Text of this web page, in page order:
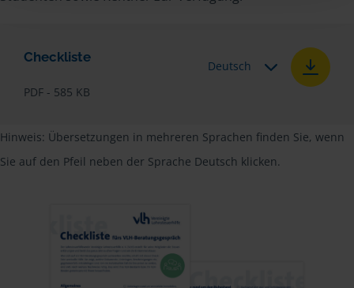
Checkliste
PDF - 585 KB
Deutsch
Hinweis: Übersetzungen in mehreren Sprachen finden Sie, wenn
Sie auf den Pfeil neben der Sprache Deutsch klicken.